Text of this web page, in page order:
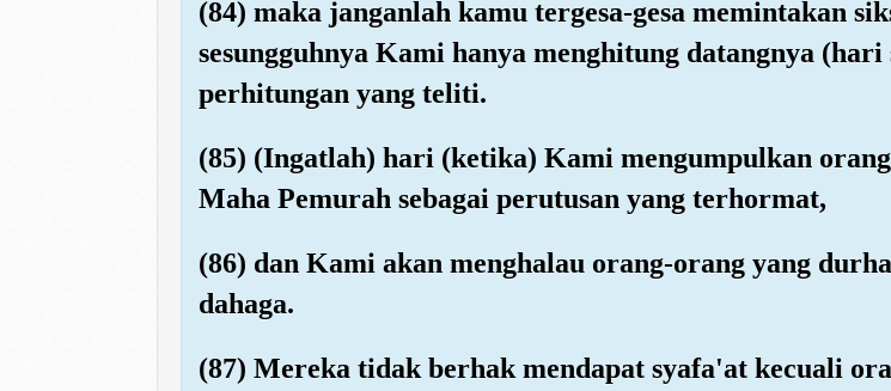
(84) maka janganlah kamu tergesa-gesa memintakan
sesungguhnya Kami hanya menghitung datangnya
perhitungan yang teliti.
(85) (Ingatlah) hari (ketika) Kami mengumpulkan
Maha Pemurah sebagai perutusan yang terhormat,
(86) dan Kami akan menghalau orang-orang yang
dahaga.
(87) Mereka tidak berhak mendapat syafa'at kecuali